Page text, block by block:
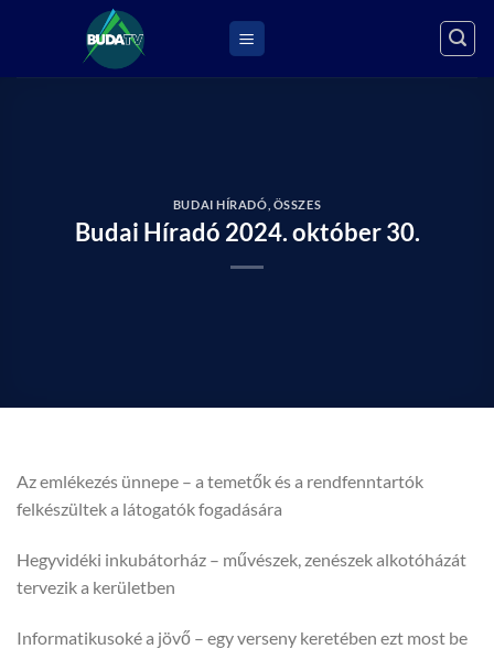
BUDAI HÍRADÓ ÖSSZES
Budai Híradó 2024. október 30.
Az emlékezés ünnepe – a temetők és a rendfenntartók
felkészültek a látogatók fogadására
Hegyvidéki inkubátorház – művészek, zenészek alkotóházát
tervezik a kerületben
Informatikusoké a jövő – egy verseny keretében ezt most be